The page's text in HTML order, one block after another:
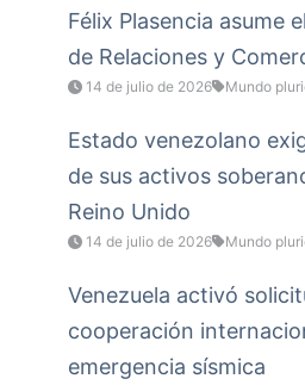
Félix Plasencia asume
de Relaciones y
14 de julio de 2026 Mundo
Estado venezolano
de sus activos
Reino Unido
14 de julio de 2026 Mundo
Venezuela activó
cooperación
emergencia sísmica